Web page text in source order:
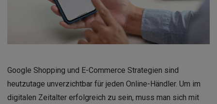
Google Shopping und E-Commerce Strategien sind
heutzutage unverzichtbar für jeden Online-Händler. Um im
digitalen Zeitalter erfolgreich zu sein, muss man sich mit